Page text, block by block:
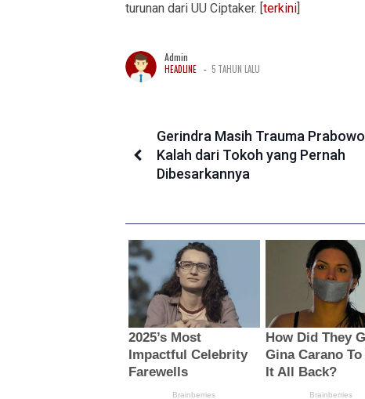
turunan dari UU Ciptaker. [ terkini
Admin
HEADLINE - 5 TAHUN LALU
Gerindra Masih Trauma Prabowo
Kalah dari Tokoh yang Pernah
Dibesarkannya